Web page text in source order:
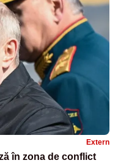
Extern
în zona de conflict